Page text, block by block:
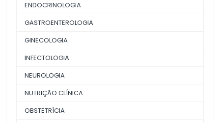
ENDOCRINOLOGIA
GASTROENTEROLOGIA
GINECOLOGIA
INFECTOLOGIA
NEUROLOGIA
NUTRIÇÃO CLÍNICA
OBSTETRÍCIA